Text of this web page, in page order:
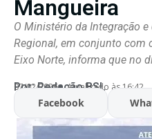
Mangueira
O Ministério da Integração
Regional, em conjunto com
Eixo Norte, informa que no
Por:Redação BSL
07/02/2026 Atualizado às 16:42
Facebook